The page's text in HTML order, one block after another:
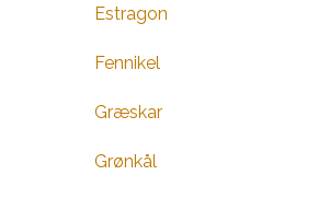
Estragon
Fennikel
Græskar
Grønkål